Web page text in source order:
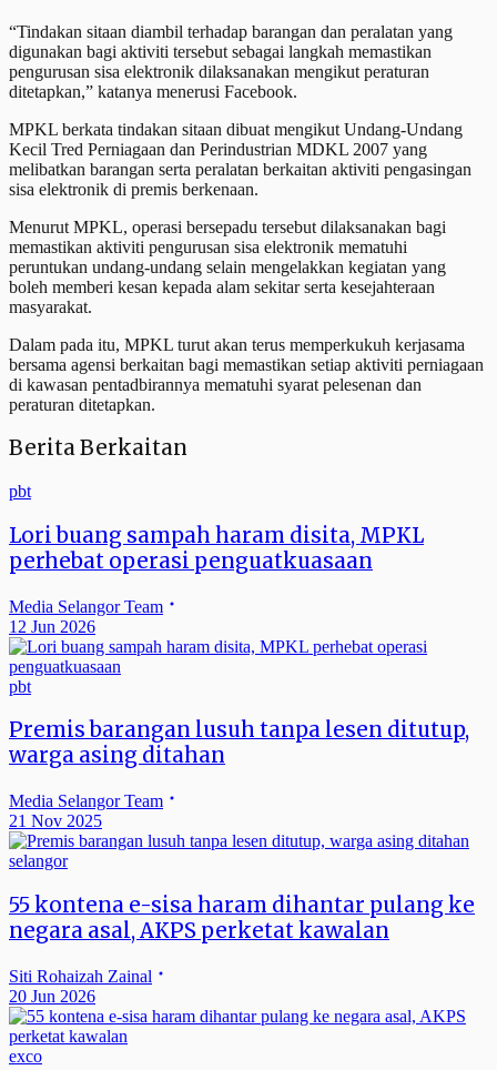
“Tindakan sitaan diambil terhadap barangan dan peralatan yang
digunakan bagi aktiviti tersebut sebagai langkah memastikan
pengurusan sisa elektronik dilaksanakan mengikut peraturan
ditetapkan,” katanya menerusi Facebook.
MPKL berkata tindakan sitaan dibuat mengikut Undang-Undang
Kecil Tred Perniagaan dan Perindustrian MDKL 2007 yang
melibatkan barangan serta peralatan berkaitan aktiviti pengasingan
sisa elektronik di premis berkenaan.
Menurut MPKL, operasi bersepadu tersebut dilaksanakan bagi
memastikan aktiviti pengurusan sisa elektronik mematuhi
peruntukan undang-undang selain mengelakkan kegiatan yang
boleh memberi kesan kepada alam sekitar serta kesejahteraan
masyarakat.
Dalam pada itu, MPKL turut akan terus memperkukuh kerjasama
bersama agensi berkaitan bagi memastikan setiap aktiviti perniagaan
di kawasan pentadbirannya mematuhi syarat pelesenan dan
peraturan ditetapkan.
Berita Berkaitan
pbt
Lori buang sampah haram disita, MPKL
perhebat operasi penguatkuasaan
Media Selangor Team
12 Jun 2026
pbt
Premis barangan lusuh tanpa lesen ditutup,
warga asing ditahan
Media Selangor Team
21 Nov 2025
selangor
55 kontena e-sisa haram dihantar pulang ke
negara asal, AKPS perketat kawalan
Siti Rohaizah Zainal
20 Jun 2026
exco